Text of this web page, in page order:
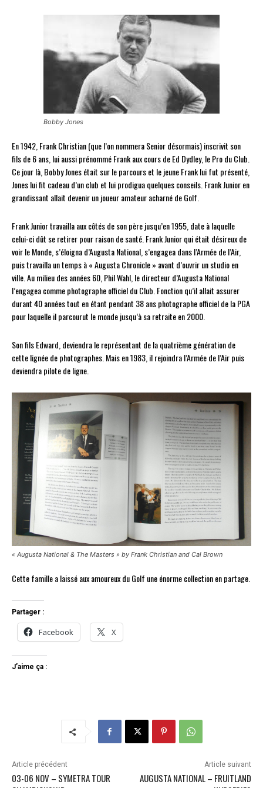
Bobby Jones
En 1942, Frank Christian (que l’on nommera Senior désormais) inscrivit son
fils de 6 ans, lui aussi prénommé Frank aux cours de Ed Dydley, le Pro du Club.
Ce jour là, Bobby Jones était sur le parcours et le jeune Frank lui fut présenté,
Jones lui fit cadeau d’un club et lui prodigua quelques conseils. Frank Junior en
grandissant allait devenir un joueur amateur acharné de Golf.
Frank Junior travailla aux côtés de son père jusqu’en 1955, date à laquelle
celui-ci dût se retirer pour raison de santé. Frank Junior qui était désireux de
voir le Monde, s’éloigna d’Augusta National, s’engagea dans l’Armée de l’Air,
puis travailla un temps à « Augusta Chronicle » avant d’ouvrir un studio en
ville. Au milieu des années 60, Phil Wahl, le directeur d’Augusta National
l’engagea comme photographe officiel du Club. Fonction qu’il allait assurer
durant 40 années tout en étant pendant 38 ans photographe officiel de la PGA
pour laquelle il parcourut le monde jusqu’à sa retraite en 2000.
Son fils Edward, deviendra le représentant de la quatrième génération de
cette lignée de photographes. Mais en 1983, il rejoindra l’Armée de l’Air puis
deviendra pilote de ligne.
« Augusta National & The Masters » by Frank Christian and Cal Brown
Cette famille a laissé aux amoureux du Golf une énorme collection en partage.
Partager :
Facebook X
J’aime ça :
Article précédent
03-06 NOV – SYMETRA TOUR
Article suivant
AUGUSTA NATIONAL – FRUITLAND